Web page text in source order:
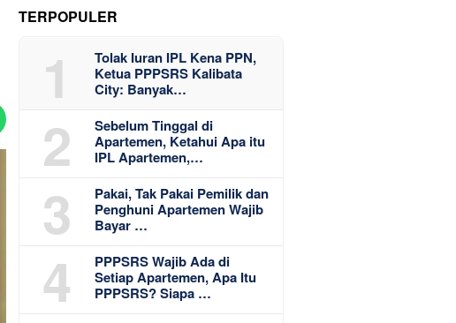
TERPOPULER
1
Tolak Iuran IPL Kena PPN,
Ketua PPPSRS Kalibata
City: Banyak…
2
Sebelum Tinggal di
Apartemen, Ketahui Apa itu
IPL Apartemen,…
3
Pakai, Tak Pakai Pemilik dan
Penghuni Apartemen Wajib
Bayar …
4
PPPSRS Wajib Ada di
Setiap Apartemen, Apa Itu
PPPSRS? Siapa …